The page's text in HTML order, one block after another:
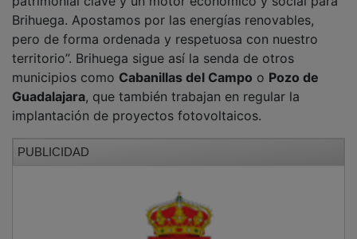
Brihuega. Apostamos por las energías renovables,
pero de forma ordenada y respetuosa con nuestro
territorio”. Brihuega sigue así la senda de otros
municipios comoCabanillas del CampooPozo de
Guadalajara, que también trabajan en regular la
implantación de proyectos fotovoltaicos.